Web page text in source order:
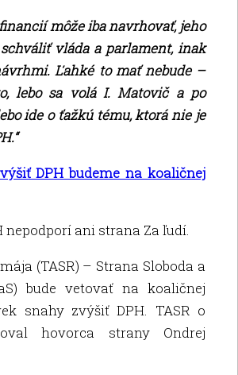
môže iba navrhovať, jeho
vláda a parlament, inak
Ľahké to mať nebude –
lebo sa volá I. Matovič a po
ide o ťažkú tému, ktorá nie je
DPH budeme na koaličnej
nepodporí ani strana Za ľudí.
(TASR) – Strana Sloboda a
bude vetovať na koaličnej
snahy zvýšiť DPH. TASR o
hovorca strany Ondrej